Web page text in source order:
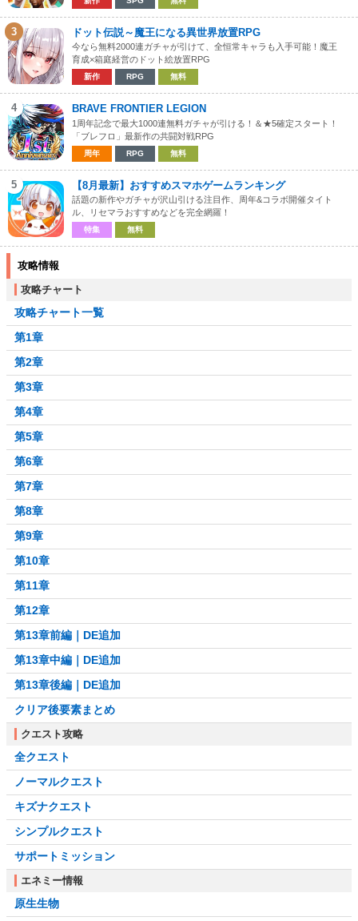
3 ドット伝説～魔王になる異世界放置RPG
今なら無料2000連ガチャが引けて、全恒常キャラも入手可能！魔王
育成×箱庭経営のドット絵放置RPG
新作 RPG 無料
4 BRAVE FRONTIER LEGION
1周年記念で最大1000連無料ガチャが引ける！＆★5確定スタート！
「ブレフロ」最新作の共闘対戦RPG
周年 RPG 無料
5 【8月最新】おすすめスマホゲームランキング
話題の新作やガチャが沢山引ける注目作、周年&コラボ開催タイト
ル、リセマラおすすめなどを完全網羅！
特集 無料
攻略情報
攻略チャート
攻略チャート一覧
第1章
第2章
第3章
第4章
第5章
第6章
第7章
第8章
第9章
第10章
第11章
第12章
第13章前編｜DE追加
第13章中編｜DE追加
第13章後編｜DE追加
クリア後要素まとめ
クエスト攻略
全クエスト
ノーマルクエスト
キズナクエスト
シンプルクエスト
サポートミッション
エネミー情報
原生生物